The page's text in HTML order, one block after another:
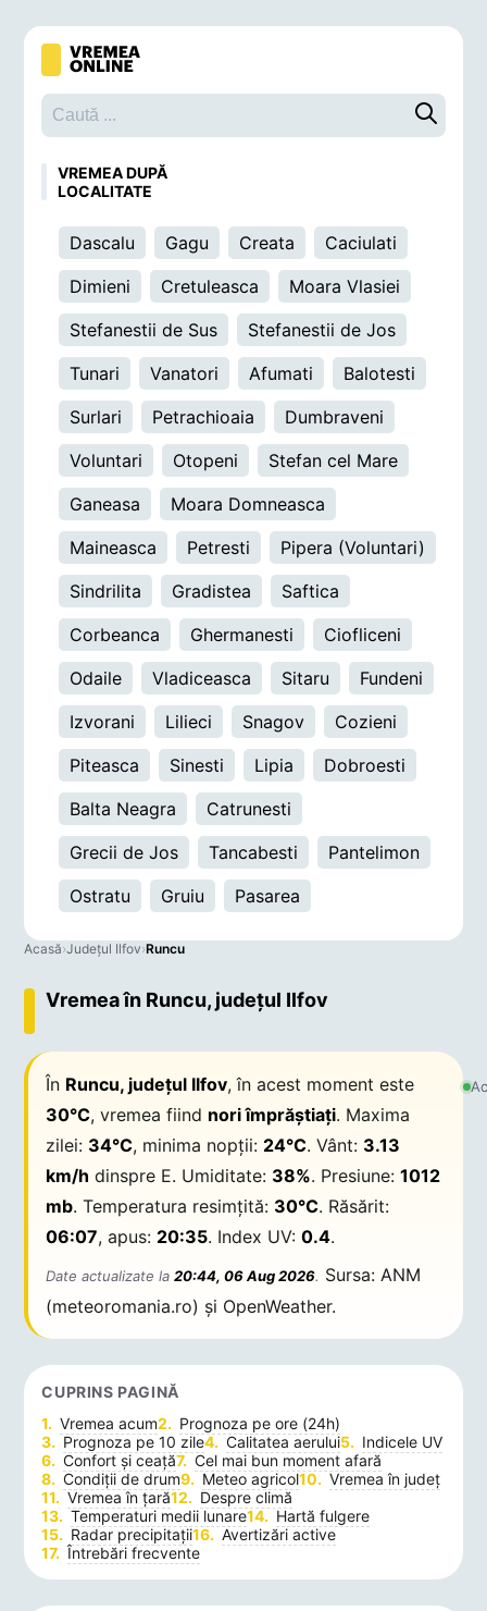
Caută o
VREMEA DUPĂ
LOCALITATE
Dascalu Gagu Creata
Caciulati
Dimieni
Cretuleasca
Moara Vlasiei
Stefanestii de Sus
Stefanestii de Jos
Tunari
Vanatori Afumati
Balotesti
Surlari
Petrachioaia
Dumbraveni
Voluntari
Otopeni
Stefan cel Mare
Ganeasa
Moara Domneasca
Maineasca
Petresti
Pipera (Voluntari)
Sindrilita
Gradistea
Saftica
Corbeanca
Ghermanesti
Ciofliceni
Odaile
Vladiceasca Sitaru
Fundeni
Izvorani
Lilieci Snagov
Cozieni
Piteasca
Sinesti Lipia
Dobroesti
Balta Neagra
Catrunesti
Grecii de Jos
Tancabesti
Pantelimon
Ostratu
Gruiu Pasarea
Acasă›Județul Ilfov›Runcu
Vremea în Runcu, județul Ilfov
În Runcu, județul Ilfov, în acest moment este
30°C, vremea fiind nori împrăștiați. Maxima
zilei: 34°C, minima nopții: 24°C. Vânt: 3.13
km/h dinspre E. Umiditate: 38%. Presiune:1012
mb. Temperatura resimțită: 30°C. Răsărit:
06:07, apus: 20:35. Index UV:0.4.
Date actualizate la20:44, 06 Aug 2026. Sursa: ANM
(meteoromania.ro) și OpenWeather.
CUPRINS PAGINĂ
Vremea acum
Prognoza pe ore (24h)
Prognoza pe 10 zile
Calitatea aerului
Indicele UV
Confort și ceață
Cel mai bun moment afară
Condiții de drum
Meteo agricol
Vremea în județ
Vremea în țară
Despre climă
Temperaturi medii lunare
Hartă fulgere
Radar precipitații
Avertizări active
Întrebări frecvente